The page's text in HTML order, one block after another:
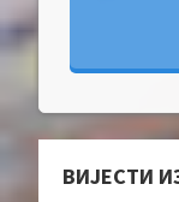
ВИЈЕСТИ